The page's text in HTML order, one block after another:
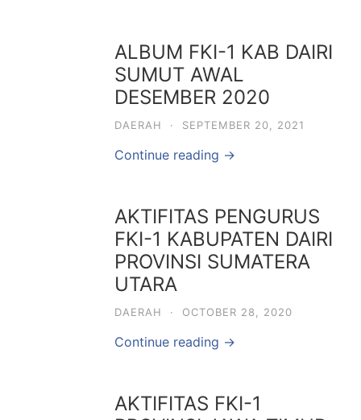
ALBUM FKI-1 KAB DAIRI
SUMUT AWAL
DESEMBER 2020
DAERAH · SEPTEMBER 20, 2021
Continue reading →
AKTIFITAS PENGURUS
FKI-1 KABUPATEN DAIRI
PROVINSI SUMATERA
UTARA
DAERAH · OCTOBER 28, 2020
Continue reading →
AKTIFITAS FKI-1